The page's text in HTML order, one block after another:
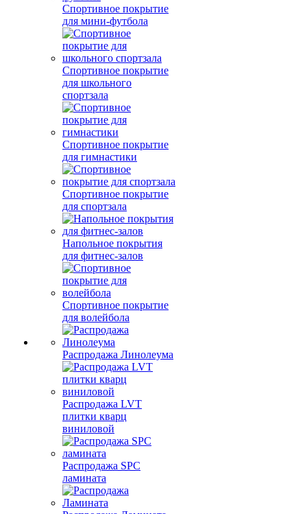
Спортивное покрытие
для мини-футбола
Спортивное покрытие
для школьного
спортзала
Спортивное покрытие
для гимнастики
Спортивное покрытие
для спортзала
Напольное покрытия
для фитнес-залов
Спортивное покрытие
для волейбола
Распродажа Линолеума
Распродажа LVT
плитки кварц
виниловой
Распродажа SPC
ламината